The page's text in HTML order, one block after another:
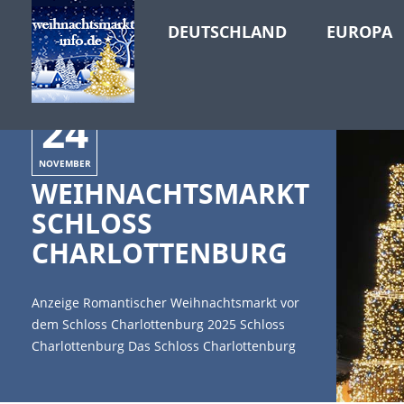
DEUTSCHLAND EUROPA
24
NOVEMBER
WEIHNACHTSMARKT
SCHLOSS
CHARLOTTENBURG
Anzeige Romantischer Weihnachtsmarkt vor
dem Schloss Charlottenburg 2025 Schloss
Charlottenburg Das Schloss Charlottenburg